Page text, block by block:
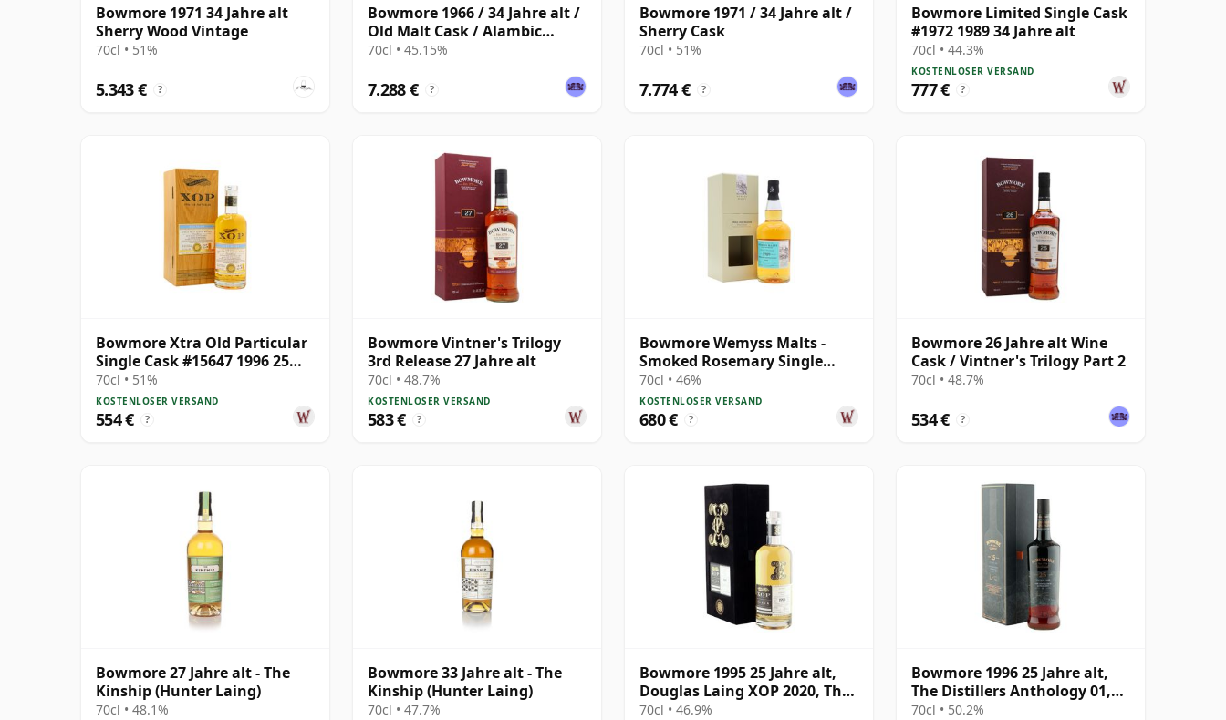
Bowmore 1971 34 Jahre alt
Sherry Wood Vintage
70cl • 51%
5.343 € ?
Bowmore 1966 / 34 Jahre alt /
Old Malt Cask / Alambic
Classique
70cl • 45.15%
7.288 € ?
Bowmore 1971 / 34 Jahre alt /
Sherry Cask
70cl • 51%
7.774 € ?
Bowmore Limited Single Cask
#1972 1989 34 Jahre alt
70cl • 44.3%
KOSTENLOSER VERSAND
777 € ?
Bowmore Xtra Old Particular
Single Cask #15647 1996 25
Jahre alt
70cl • 51%
KOSTENLOSER VERSAND
554 € ?
Bowmore Vintner's Trilogy
3rd Release 27 Jahre alt
70cl • 48.7%
KOSTENLOSER VERSAND
583 € ?
Bowmore Wemyss Malts -
Smoked Rosemary Single
Cask 1989 30 Jahre alt
70cl • 46%
KOSTENLOSER VERSAND
680 € ?
Bowmore 26 Jahre alt Wine
Cask / Vintner's Trilogy Part 2
70cl • 48.7%
534 € ?
Bowmore 27 Jahre alt - The
Kinship (Hunter Laing)
70cl • 48.1%
Bowmore 33 Jahre alt - The
Kinship (Hunter Laing)
70cl • 47.7%
Bowmore 1995 25 Jahre alt,
Douglas Laing XOP 2020, The
Black Series
70cl • 46.9%
Bowmore 1996 25 Jahre alt,
The Distillers Anthology 01,
2022 Bottling with
70cl • 50.2%